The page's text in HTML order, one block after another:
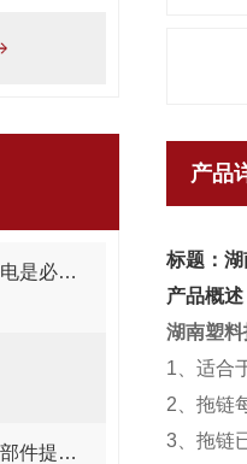
使用塑料拖链的时候预防静电是必要的措施
湖南机床防护罩为机床运动部件提供安全保护
产品
标题：
产品概述
湖南塑
1、适合
2、拖链
3、拖链